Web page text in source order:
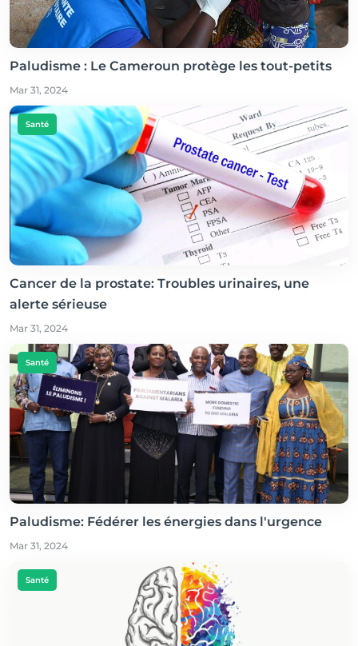
Paludisme : Le Cameroun protège les tout-petits
Mar 31, 2024
Santé
Cancer de la prostate: Troubles urinaires, une
alerte sérieuse
Mar 31, 2024
Santé
Paludisme: Fédérer les énergies dans l'urgence
Mar 31, 2024
Santé